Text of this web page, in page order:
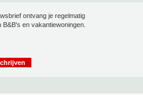
ontvang je regelmatig
en vakantiewoningen.